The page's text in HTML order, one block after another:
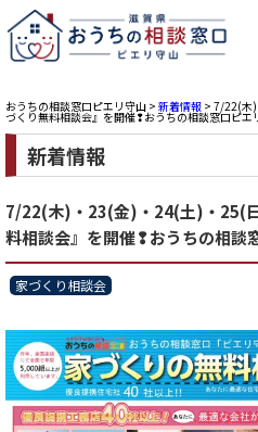
おうちの相談窓口ピエリ守山 > 新着情報 > 7/22(木)
づくり無料相談会』を開催❢おうちの相談窓口ピエ
新着情報
7/22(木)・23(金)・24(土)・25(
料相談会』を開催❢おうちの相談
家づくり相談会